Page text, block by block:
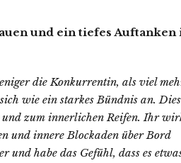
und ein tiefes Auftanken
die Konkurrentin, als viel
wie ein starkes Bündnis an.
zum innerlichen Reifen. Ihr
und innere Blockaden über Bord
und habe das Gefühl, dass es